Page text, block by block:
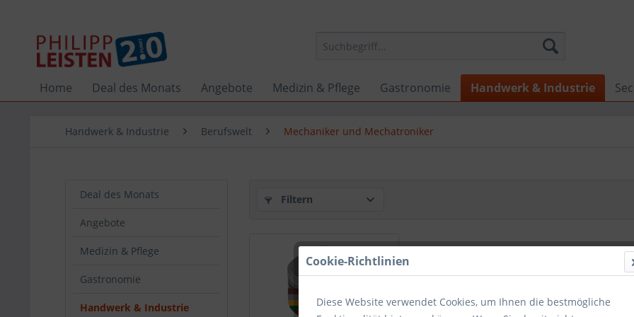
Home Deal des Monats Angebote Medizin & Pflege Gastronomie Handwerk & Industrie
Handwerk & Industrie Berufswelt Mechaniker und Mechatroniker
Deal des Monats
Angebote
Medizin & Pflege
Gastronomie
Handwerk & Industrie
Filtern
Cookie-Richtlinien
Diese Website verwendet Cookies, um Ihnen die bestmögliche